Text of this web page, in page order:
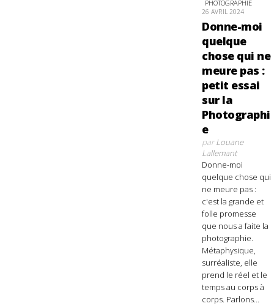
PHOTOGRAPHIE
26 AVRIL 2024
Donne-moi
quelque
chose qui ne
meure pas :
petit essai
sur la
Photographi
e
parLouane
Lallemant
Donne-moi
quelque chose qui
ne meure pas :
c'est la grande et
folle promesse
que nous a faite la
photographie.
Métaphysique,
surréaliste, elle
prend le réel et le
temps au corps à
corps. Parlons...